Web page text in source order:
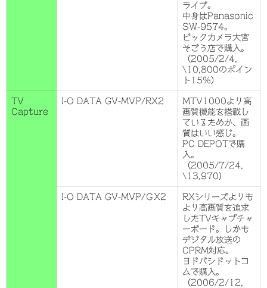
ライブ。
中身はPanasonic
SW-9574。
ビックカメラ大宮
そごう店で購入。
（2005/2/4,
\10,800のポイン
ト15%）
TV
Capture
I-O DATA GV-MVP/RX2
MTV1000より高
画質機能を搭載し
ているためか、画
質はいい感じ。
PC DEPOTで購
入。
（2005/7/24,
\13,970）
I-O DATA GV-MVP/ＧX2
RXシリーズよりも
より高画質を追求
したTVキャプチャ
ーボード。しかも
デジタル放送の
CPRM対応。
ヨドバシドットコ
ムで購入。
（2006/2/12,